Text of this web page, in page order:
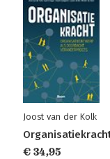
Joost van der Kolk
€ 34,95